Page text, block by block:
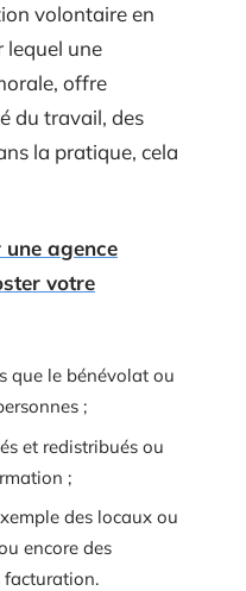
volontaire en
lequel une
offre
du travail, des
la pratique, cela
une agence
votre
que le bénévolat ou
;
et redistribués ou
;
des locaux ou
encore des
facturation.